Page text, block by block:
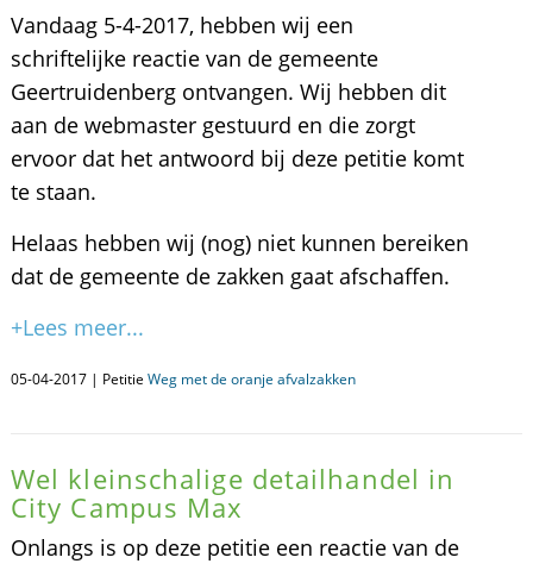
Vandaag 5-4-2017, hebben wij een
schriftelijke reactie van de gemeente
Geertruidenberg ontvangen. Wij hebben dit
aan de webmaster gestuurd en die zorgt
ervoor dat het antwoord bij deze petitie komt
te staan.
Helaas hebben wij (nog) niet kunnen bereiken
dat de gemeente de zakken gaat afschaffen.
+Lees meer...
05-04-2017 | Petitie Weg met de oranje afvalzakken
Wel kleinschalige detailhandel in
City Campus Max
Onlangs is op deze petitie een reactie van de